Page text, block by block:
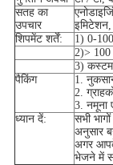
सतह का
उपचार
इमिटेशन,
शिपमेंट शर्तें:
1) 0-
2)> 100
3) कस्टम
पैकिंग
1.
2.
3. नमूना
ध्यान दें:
सभी
अनुसार
अगर
भेजने में